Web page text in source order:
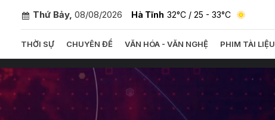
Thứ Bảy, 08/08/2026 Hà Tĩnh 32°C / 25 - 33°C
THỜI SỰ CHUYÊN ĐỀ VĂN HÓA - VĂN NGHỆ PHIM TÀI LIỆU